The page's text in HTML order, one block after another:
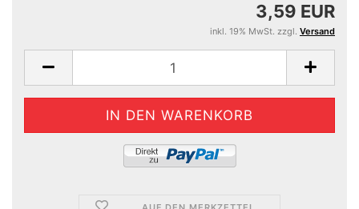
3,59 EUR
inkl. 19% MwSt. zzgl. Versand